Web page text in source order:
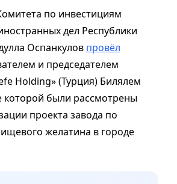
по инвестициям
дел Республики
Оспанкулов провёл
и председателем
Holding» (Турция) Билялем
которой были рассмотрены
проекта завода по
желатина в городе